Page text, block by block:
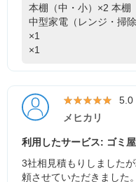
本棚（中・小）×2 本棚
中型家電（レンジ・掃
×1
×1
★★★★★
★★★★★ 5.0
メヒカリ
利用したサービス: ゴミ
3社相見積もりしました
頼させていただきました